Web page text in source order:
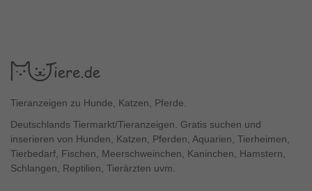
Tieranzeigen zu Hunde, Katzen, Pferde.
Deutschlands Tiermarkt/Tieranzeigen. Gratis suchen und
inserieren von Hunden, Katzen, Pferden, Aquarien, Tierheimen,
Tierbedarf, Fischen, Meerschweinchen, Kaninchen, Hamstern,
Schlangen, Reptilien, Tierärzten uvm.